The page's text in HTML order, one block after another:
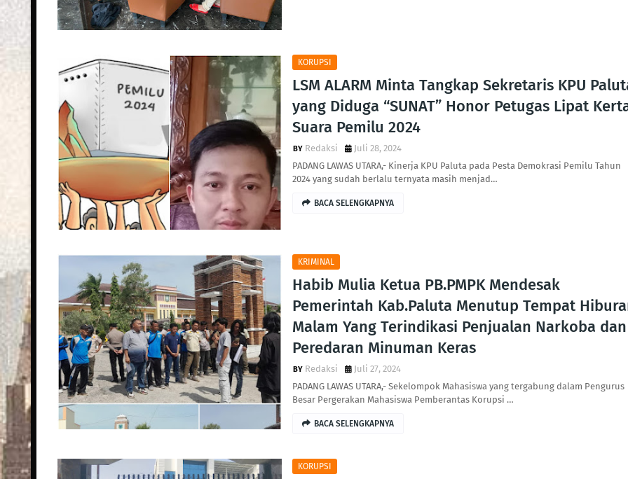
KORUPSI
LSM ALARM Minta Tangkap Sekretaris KPU
yang Diduga “SUNAT” Honor Petugas Lipat
Suara Pemilu 2024
Redaksi
Juli 28, 2024
PADANG LAWAS UTARA,- Kinerja KPU Paluta pada Pesta Demokrasi Pemilu Tahun
2024 yang sudah berlalu ternyata masih menjad…
BACA SELENGKAPNYA
KRIMINAL
Habib Mulia Ketua PB.PMPK Mendesak
Pemerintah Kab.Paluta Menutup Tempat
Malam Yang Terindikasi Penjualan Narkoba dan
Peredaran Minuman Keras
Redaksi
Juli 27, 2024
PADANG LAWAS UTARA,- Sekelompok Mahasiswa yang tergabung dalam Pengurus
Besar Pergerakan Mahasiswa Pemberantas Korupsi …
BACA SELENGKAPNYA
KORUPSI